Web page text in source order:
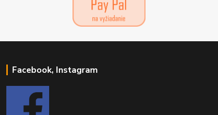
Facebook, Instagram